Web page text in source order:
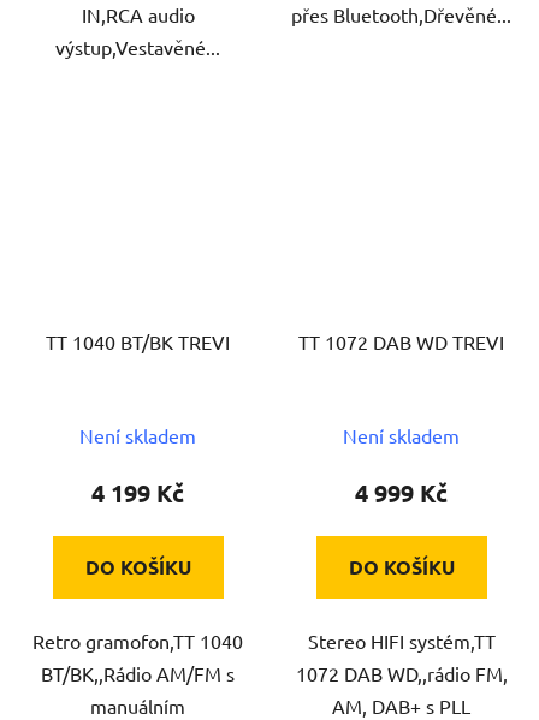
IN,RCA audio
výstup,Vestavěné...
přes Bluetooth,Dřevěné...
TT 1040 BT/BK TREVI
Není skladem
4 199 Kč
DO KOŠÍKU
Retro gramofon,TT 1040
BT/BK,,Rádio AM/FM s
manuálním
TT 1072 DAB WD TREVI
Není skladem
4 999 Kč
DO KOŠÍKU
Stereo HIFI systém,TT
1072 DAB WD,,rádio FM,
AM, DAB+ s PLL